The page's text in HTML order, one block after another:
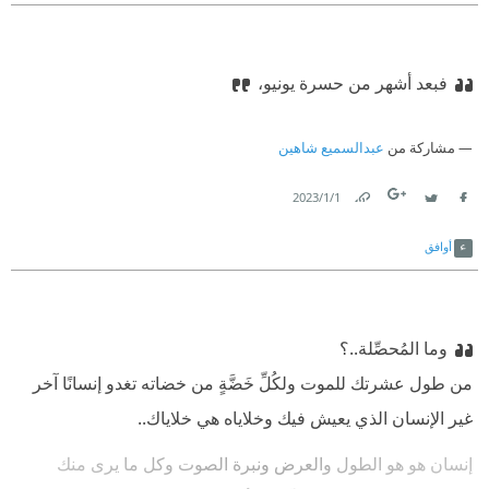
فبعد أشهر من حسرة يونيو،
مشاركة من عبدالسميع شاهين
1‏/1‏/2023
أوافق
وما المُحصِّلة..؟
من طول عشرتك للموت ولكُلِّ خَضَّةٍ من خضاته تغدو إنسانًا آخر
غير الإنسان الذي يعيش فيك وخلاياه هي خلاياك..
إنسان هو هو الطول والعرض ونبرة الصوت وكل ما يرى منك